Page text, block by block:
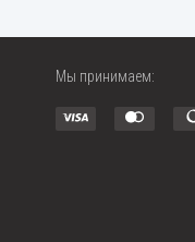
Мы принимаем: